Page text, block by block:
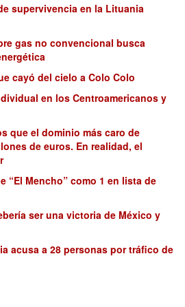
supervivencia en la Lituania
gas no convencional busca
cayó del cielo a Colo Colo
en los Centroamericanos y
que el dominio más caro de
de euros. En realidad, el
“El Mencho” como 1 en lista de
ser una victoria de México y
acusa a 28 personas por tráfico de